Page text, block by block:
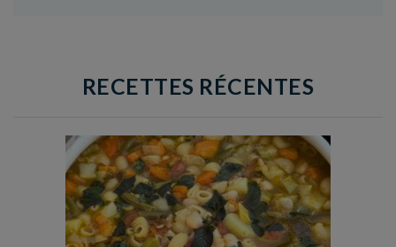
RECETTES RÉCENTES
Temps de préparation : 35 min